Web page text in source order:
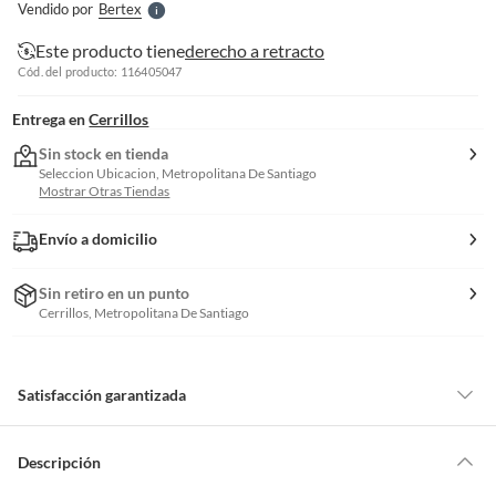
Vendido por BertexS
Este producto tienederecho a retracto
Cód. del producto: 116405047
Entrega en Cerrillos
Sin stock en tienda
Seleccion Ubicacion, Metropolitana De Santiago
Mostrar Otras Tiendas
Envío a domicilio
Sin retiro en un punto
Cerrillos, Metropolitana De Santiago
Satisfacción garantizada
de la compra.
Descripción